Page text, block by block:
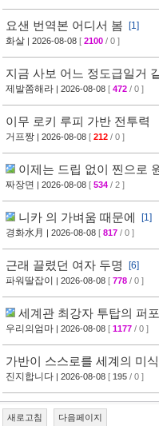
요샌 번역본 어디서 봄
[1]
화살 | 2026-08-08 [ 2100 / 0 ]
지금 사보 어느 정도급일거
제발쫌해라 | 2026-08-08 [ 472 / 0 ]
이무 로키 루피 가반 전투력
거프짱 | 2026-08-08 [ 212 / 0 ]
이제는 드립 없이 찐으로
짜장면 | 2026-08-08 [ 534 / 2 ]
니카 의 가벼움 때문에
[1]
경화水月 | 2026-08-08 [ 817 / 0 ]
근래 끌렸던 여자 두명
[6]
파워딸잡이
| 2026-08-08 [ 778 / 0 ]
세계관 최강자 투탑의 퍼
우리의엄마 | 2026-08-08 [ 1177 / 0 ]
가반이 스스로를 세계의 미
진지합니다 | 2026-08-08 [ 195 / 0 ]
새로고침 다음페이지